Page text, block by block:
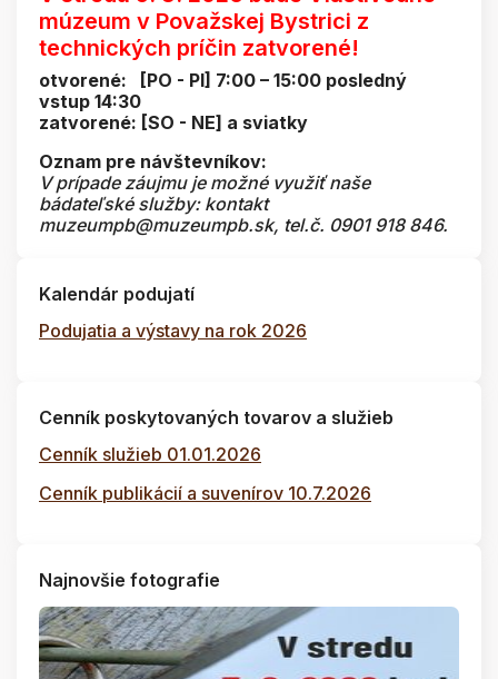
múzeum v Považskej Bystrici z
technických príčin zatvorené!
otvorené: [PO - PI] 7:00 – 15:00 posledný
vstup 14:30
zatvorené: [SO - NE] a sviatky
Oznam pre návštevníkov:
V prípade záujmu je možné využiť naše
bádateľské služby: kontakt
muzeumpb@muzeumpb.sk, tel.č. 0901 918 846.
Kalendár podujatí
Podujatia a výstavy na rok 2026
Cenník poskytovaných tovarov a služieb
Cenník služieb 01.01.2026
Cenník publikácií a suvenírov 10.7.2026
Najnovšie fotografie